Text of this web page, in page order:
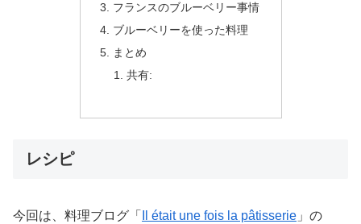
フランスのブルーベリー事情
ブルーベリーを使った料理
まとめ
共有:
レシピ
今回は、料理ブログ「 Il était une fois la pâtisserie 」の